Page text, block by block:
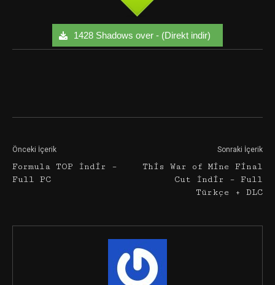
1428 Shadows over - (Direkt indir)
Önceki İçerik
Formula TOP İndir –
Full PC
Sonraki İçerik
This War of Mine Final
Cut İndir – Full
Türkçe + DLC